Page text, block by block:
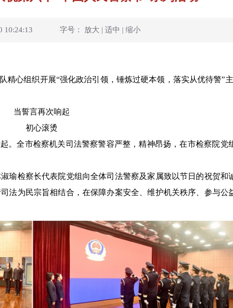
10:24:13 字号： 放大 | 适中 | 缩小
心组织开展“强化政治引领，锤炼过硬本领，落实从优待警”
当誓言再次响起
初心滚烫
市检察机关司法警察警容严整，精神昂扬，在市检察院党
检察长代表院党组向全体司法警察及家属致以节日的祝贺和
法为民宗旨相结合，在保障办案安全、维护机关秩序、参与公